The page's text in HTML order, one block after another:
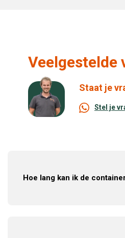
Veelgestelde
Staat je
Stel je
Hoe lang kan ik de